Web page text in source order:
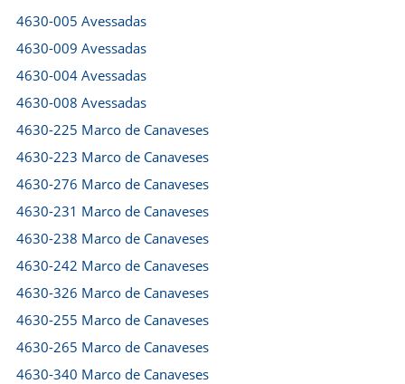
4630-005 Avessadas
4630-009 Avessadas
4630-004 Avessadas
4630-008 Avessadas
4630-225 Marco de Canaveses
4630-223 Marco de Canaveses
4630-276 Marco de Canaveses
4630-231 Marco de Canaveses
4630-238 Marco de Canaveses
4630-242 Marco de Canaveses
4630-326 Marco de Canaveses
4630-255 Marco de Canaveses
4630-265 Marco de Canaveses
4630-340 Marco de Canaveses